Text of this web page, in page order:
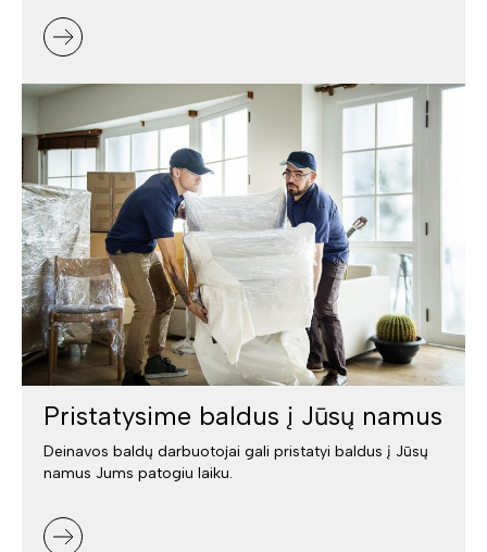
Pristatysime baldus į Jūsų namus
Deinavos baldų darbuotojai gali pristatyi baldus į Jūsų
namus Jums patogiu laiku.